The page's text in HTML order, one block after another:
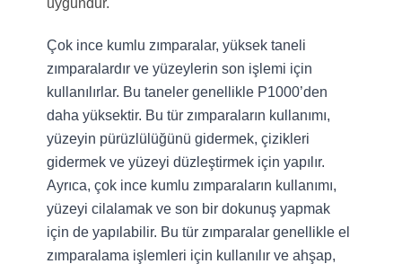
uygundur.
Çok ince kumlu zımparalar, yüksek taneli
zımparalardır ve yüzeylerin son işlemi için
kullanılırlar. Bu taneler genellikle P1000’den
daha yüksektir. Bu tür zımparaların kullanımı,
yüzeyin pürüzlülüğünü gidermek, çizikleri
gidermek ve yüzeyi düzleştirmek için yapılır.
Ayrıca, çok ince kumlu zımparaların kullanımı,
yüzeyi cilalamak ve son bir dokunuş yapmak
için de yapılabilir. Bu tür zımparalar genellikle el
zımparalama işlemleri için kullanılır ve ahşap,